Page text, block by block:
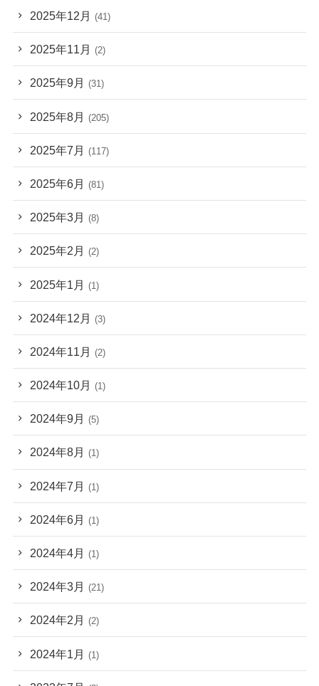
2025年12月 (41)
2025年11月 (2)
2025年9月 (31)
2025年8月 (205)
2025年7月 (117)
2025年6月 (81)
2025年3月 (8)
2025年2月 (2)
2025年1月 (1)
2024年12月 (3)
2024年11月 (2)
2024年10月 (1)
2024年9月 (5)
2024年8月 (1)
2024年7月 (1)
2024年6月 (1)
2024年4月 (1)
2024年3月 (21)
2024年2月 (2)
2024年1月 (1)